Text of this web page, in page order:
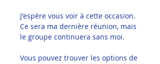
J'espère vous voir à cette occasion.
Ce sera ma dernière réunion, mais
le groupe continuera sans moi.
Vous pouvez trouver les options de